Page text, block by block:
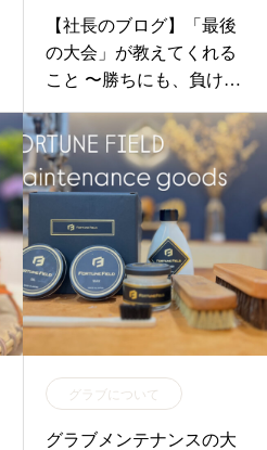
【社長のブログ】「最後
の大会」が教えてくれる
こと 〜勝ちにも、負けに
グラブについて
グラブメンテナンスの大